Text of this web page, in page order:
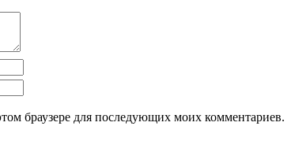
браузере для последующих моих комментариев.